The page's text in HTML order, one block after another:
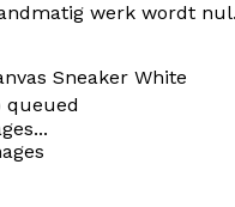
werk wordt nul.
Sneaker White
queued